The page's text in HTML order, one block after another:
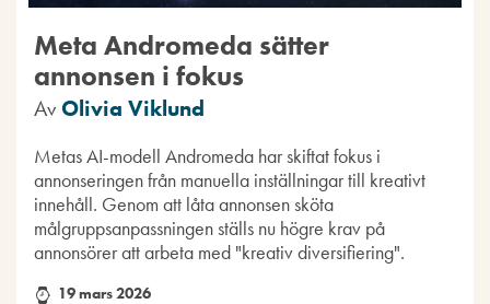
Meta Andromeda sätter
annonsen i fokus
AvOlivia Viklund
Metas AI-modell Andromeda har skiftat fokus i
annonseringen från manuella inställningar till kreativt
innehåll. Genom att låta annonsen sköta
målgruppsanpassningen ställs nu högre krav på
annonsörer att arbeta med "kreativ diversifiering".
19 mars 2026